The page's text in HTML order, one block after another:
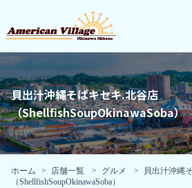
貝出汁沖縄そばキセキ.北谷店
（ShellfishSoupOkinawaSoba）
ホーム 店舗一覧 グルメ
貝出汁沖縄
（ShellfishSoupOkinawaSoba）